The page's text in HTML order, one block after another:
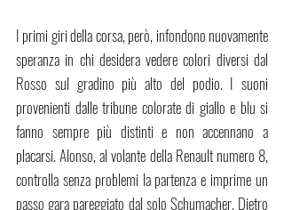
I primi giri della corsa, però, infondono nuovamente
speranza in chi desidera vedere colori diversi dal
Rosso sul gradino più alto del podio. I suoni
provenienti dalle tribune colorate di giallo e blu si
fanno sempre più distinti e non accennano a
placarsi. Alonso, al volante della Renault numero 8,
controlla senza problemi la partenza e imprime un
passo gara pareggiato dal solo Schumacher. Dietro